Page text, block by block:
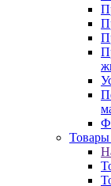
Товары